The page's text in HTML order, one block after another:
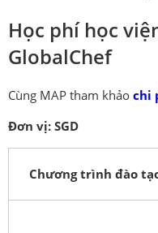
Học phí học
GlobalChef
Cùng MAP tham khảo chi
Đơn vị: SGD
Chương trình đào